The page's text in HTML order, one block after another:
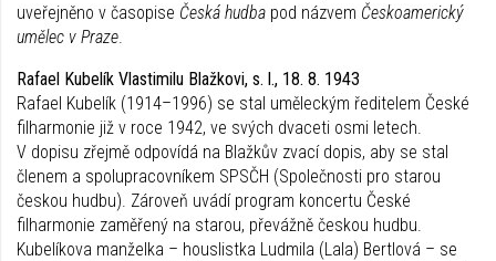
uveřejněno v časopise Česká hudba pod názvem Českoamerický
umělec v Praze
Rafael Kubelík Vlastimilu Blažkovi, s. l., 18. 8. 1943
Rafael Kubelík (1914–1996) se stal uměleckým ředitelem České
filharmonie již v roce 1942, ve svých dvaceti osmi letech.
V dopisu zřejmě odpovídá na Blažkův zvací dopis, aby se stal
členem a spolupracovníkem SPSČH (Společnosti pro starou
českou hudbu). Zároveň uvádí program koncertu České
filharmonie zaměřený na starou, převážně českou hudbu.
Kubelíkova manželka – houslistka Ludmila (Lala) Bertlová – se